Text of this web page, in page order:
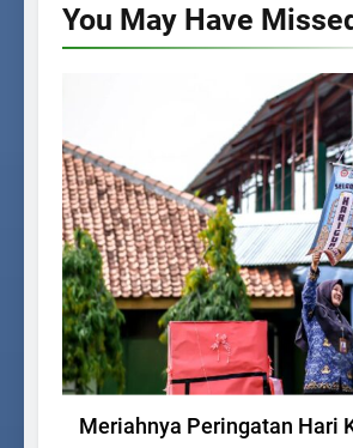
You May Have
BERITA SEKOLAH
Meriahnya Peringatan Hari